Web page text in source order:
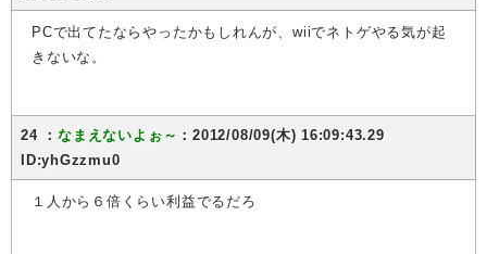
PCで出てたならやったかもしれんが、wiiでネトゲやる気が起
きないな。
24 ：なまえないよぉ～ ：2012/08/09(木) 16:09:43.29
ID:yhGzzmu0
１人から６倍くらい利益でるだろ